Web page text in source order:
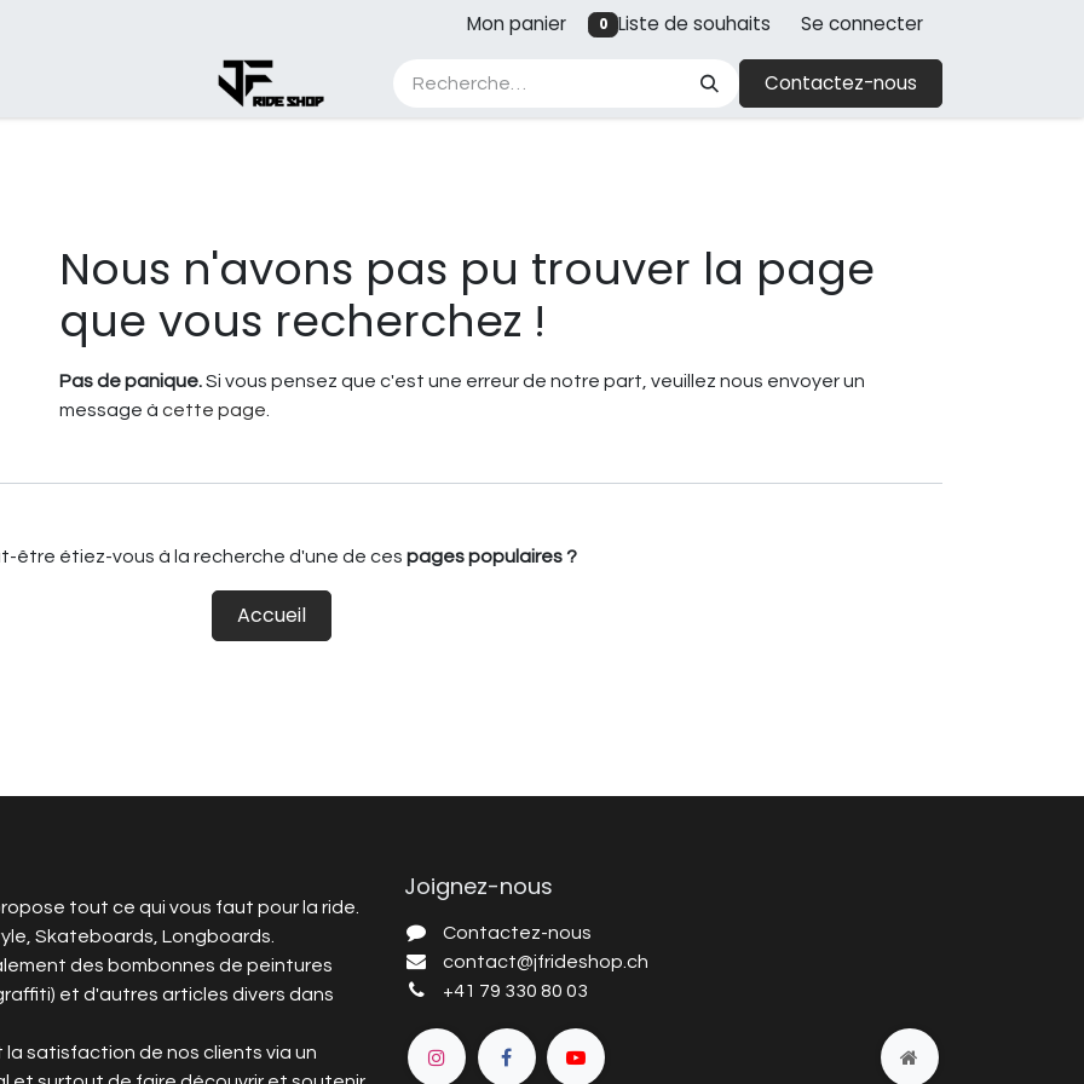
Mon panier 0 Liste de souhaits Se connecter
Cours Contest Contactez-nous
Erreur 404
Nous n'avons pas pu trouver la page
que vous recherchez !
Pas de panique.Si vous pensez que c'est une erreur de notre part, veuillez nous envoyer un
message à cette page
être étiez-vous à la recherche d'une de ces pages populaires ?
Accueil
tout ce qui vous faut pour la ride.
Skateboards, Longboards.
des bombonnes de peintures
et d'autres articles divers dans
satisfaction de nos clients via un
Joignez-nous
Contactez-nous
contact@jfrideshop.ch
+41 79 330 80 03